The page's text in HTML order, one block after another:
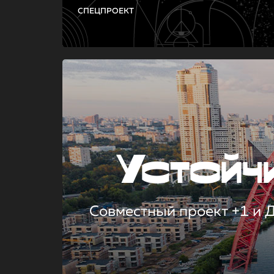
СПЕЦПРОЕКТ
Совместный проект +1 и